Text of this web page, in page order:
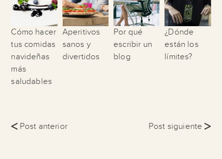
Cómo hacer
tus comidas
navideñas
más
saludables
Aperitivos
sanos y
divertidos
Por qué
escribir un
blog
¿Dónde
están los
límites?
<Post anterior Post siguiente>